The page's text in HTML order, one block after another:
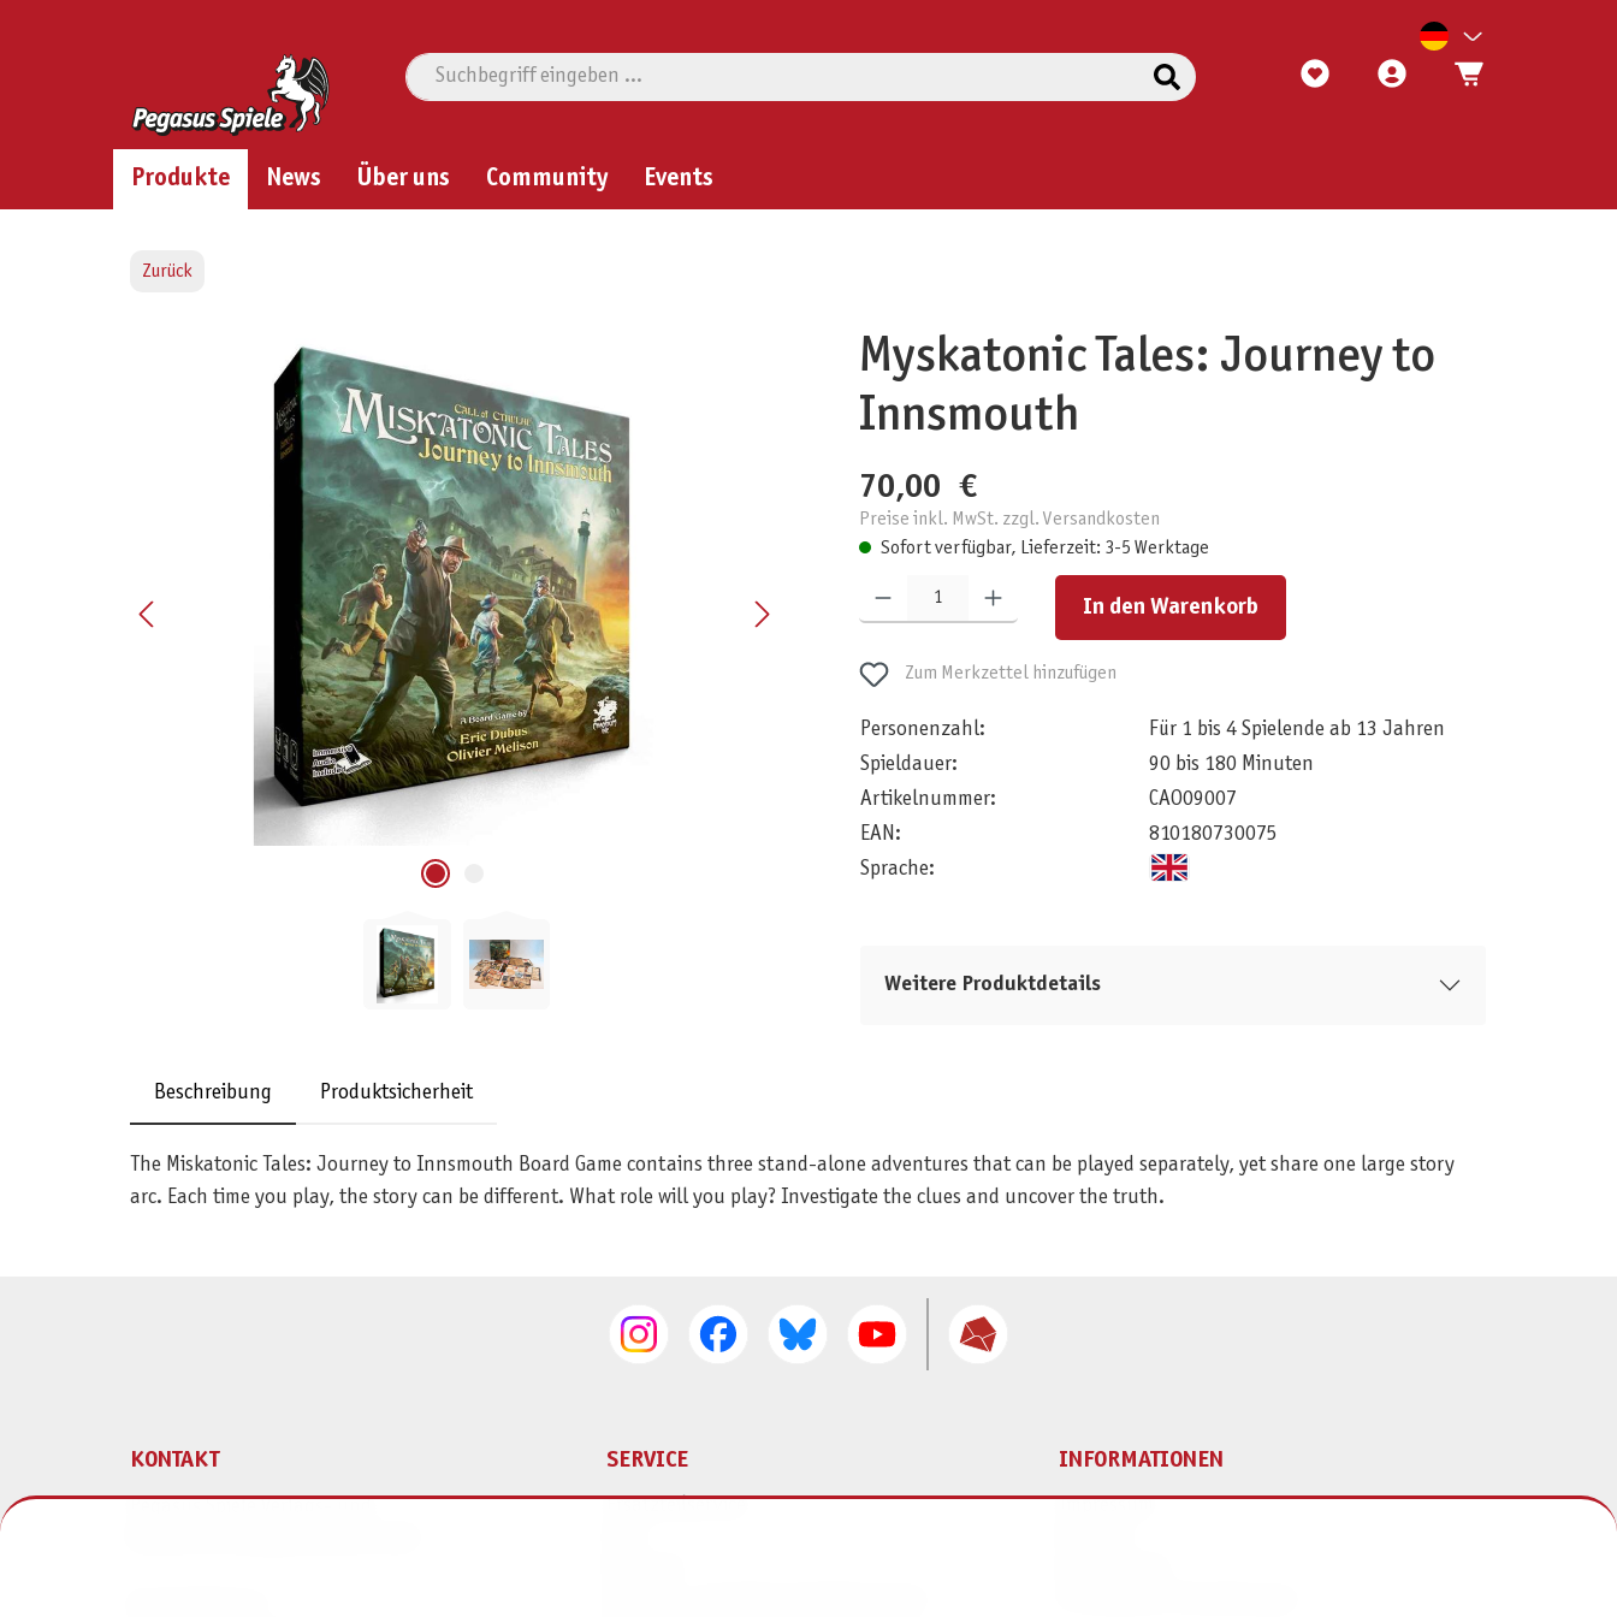
Produkte News Über uns Community Events
Zurück
Bildergalerie überspringen
Myskatonic Tales: Journey to
Innsmouth
70,00 €
Preise inkl. MwSt. zzgl. Versandkosten
Sofort verfügbar, Lieferzeit: 3-5 Werktage
Produkt Anzahl: Gib den gewünschten Wert ein oder benutze die Schaltflächen um die Anzahl zu erhöhen oder zu reduzieren.
In den Warenkorb
Zum Merkzettel hinzufügen
Personenzahl:
Für 1 bis 4 Spielende ab 13 Jahren
Spieldauer:
90 bis 180 Minuten
Artikelnummer:
CAO09007
EAN:
810180730075
Sprache:
Weitere Produktdetails
Beschreibung Produktsicherheit
The Miskatonic Tales: Journey to Innsmouth Board Game contains three stand-alone adventures that can be played separately, yet share one large story
arc. Each time you play, the story can be different. What role will you play? Investigate the clues and uncover the truth.
KONTAKT SERVICE
Ersatzteilservice
INFORMATIONEN
Impressum